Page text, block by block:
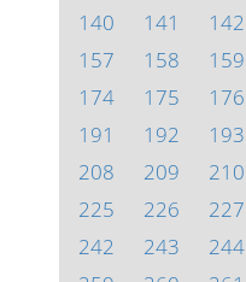
140
141 142
157
158 159
174
175 176
191
192 193
208
209 210
225
226 227
242
243 244